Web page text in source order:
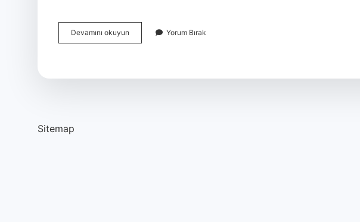
Devamını okuyun
Senedinin
Yorum Bırak
Sitemap